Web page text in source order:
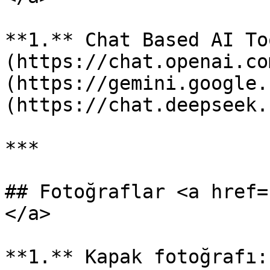
**1.** Chat Based AI
(https://
(https://
(https://
***
## Fotoğraflar <a
</a>
**1.** Kapak fotoğrafı: